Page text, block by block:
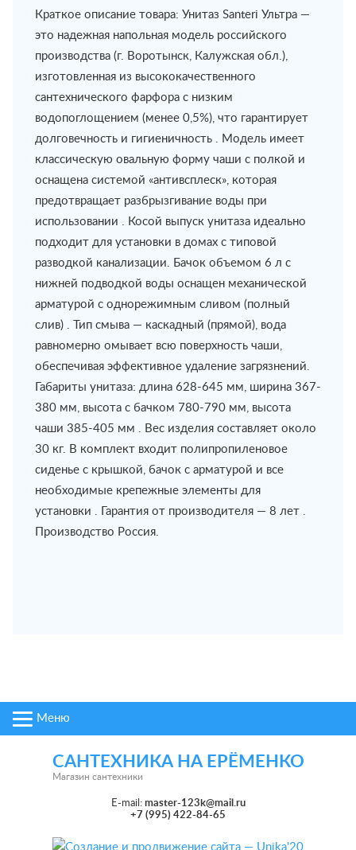
Краткое описание товара: Унитаз Santeri Ультра —
это надежная напольная модель российского
производства (г. Воротынск, Калужская обл.),
изготовленная из высококачественного
сантехнического фарфора с низким
водопоглощением (менее 0,5%), что гарантирует
долговечность и гигиеничность . Модель имеет
классическую овальную форму чаши с полкой и
оснащена системой «антивсплеск», которая
предотвращает разбрызгивание воды при
использовании . Косой выпуск унитаза идеально
подходит для установки в домах с типовой
разводкой канализации. Бачок объемом 6 л с
нижней подводкой воды оснащен механической
арматурой с однорежимным сливом (полный
слив) . Тип смыва — каскадный (прямой), вода
равномерно омывает всю поверхность чаши,
обеспечивая эффективное удаление загрязнений.
Габариты унитаза: длина 628-645 мм, ширина 367-
380 мм, высота с бачком 780-790 мм, высота
чаши 385-405 мм . Вес изделия составляет около
30 кг. В комплект входит полипропиленовое
сиденье с крышкой, бачок с арматурой и все
необходимые крепежные элементы для
установки . Гарантия от производителя — 8 лет .
Производство Россия.
Меню
САНТЕХНИКА НА ЕРЁМЕНКО
Магазин сантехники
E-mail: master-123k@mail.ru
+7 (995) 422-84-65